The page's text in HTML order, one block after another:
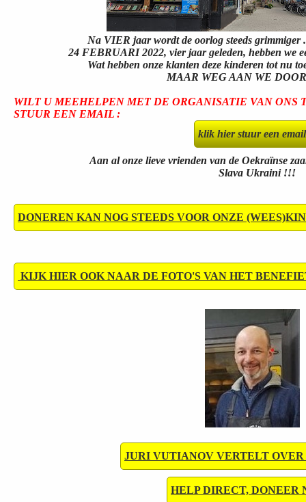
Na VIER jaar wordt de oorlog steeds grimmiger .
24 FEBRUARI 2022, vier jaar geleden, hebben we een
Wat hebben onze klanten deze kinderen tot nu toe
MAAR WEG AAN WE DOOR MET
WILT U MEEHELPEN MET DE ORGANISATIE VAN ONS
STUUR EEN EMAIL :
klik hier stuur een email
Aan al onze lieve vrienden van de Oekraïnse
Slava Ukraini!!!
DONEREN KAN NOG STEEDS VOOR ONZE
KIJK HIER OOK NAAR DE FOTO'S VAN HET
JURI VUTIANOV VERTELT
HELP DIRECT, DONEER